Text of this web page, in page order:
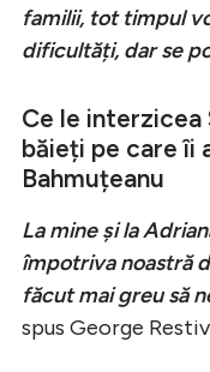
familii, tot timpul
dificultăți, dar se
Ce le interzicea
băieți pe care îi
Bahmuțeanu
La mine și la
împotriva noastră
făcut mai greu să
spus George